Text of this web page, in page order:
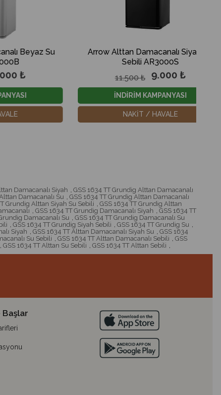
Arrow Alttan Damacanalı Siyah Su
Sebili AR3000S
9.000 ₺
İNDİRİM KAMPANYASI
NAKİT / HAVALE
Damacanalı Siyah
GSS 1634 TT Grundig Alttan Damacanalı
Damacanalı Su
GSS 1634 TT Grundig Alttan Damacanalı
Grundig Alttan Siyah Su Sebili
GSS 1634 TT Grundig Alttan
GSS 1634 TT Grundig Damacanalı Siyah
GSS 1634 TT
Damacanalı Su
GSS 1634 TT Grundig Damacanalı Su
GSS 1634 TT Grundig Siyah Sebili GSS 1634 TT Grundig Su
Siyah GSS 1634 TT Alttan Damacanalı Siyah Su
GSS 1634
Su Sebili GSS 1634 TT Alttan Damacanalı Sebili
GSS
GSS 1634 TT Alttan Su Sebili GSS 1634 TT Alttan Sebili
Başlar